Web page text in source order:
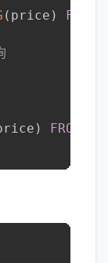
( price ) FROM
) FROM